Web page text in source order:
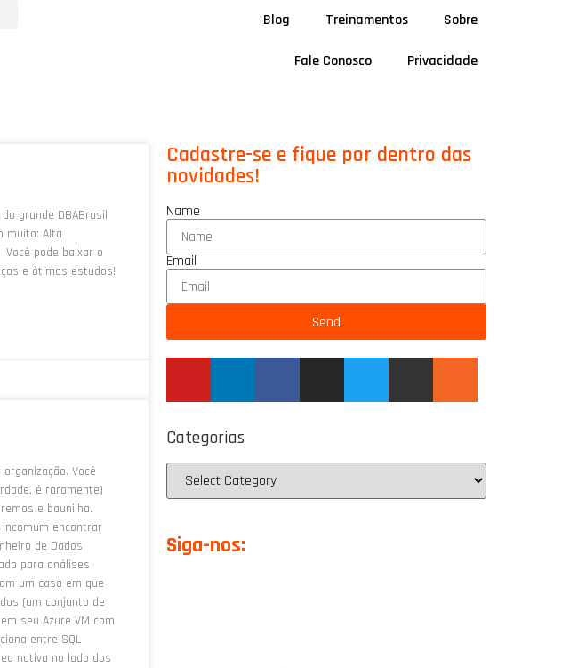
Blog Treinamentos Sobre
Fale Conosco Privacidade
grande DBABrasil
muito: Alta
pode baixar o
e ótimos estudos!
Você
é raramente)
e baunilha.
encontrar
de Dados
para análises
um caso em que
(um conjunto de
seu Azure VM com
entre SQL
nativa no lado dos
Cadastre-se e fique por dentro das
novidades!
Name
Email
Send
Categorias
Siga-nos: